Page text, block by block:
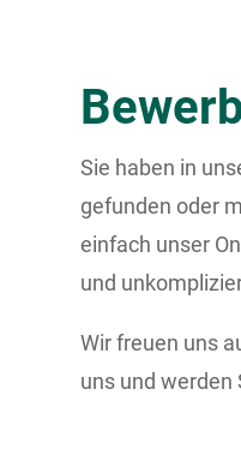
Sie haben in
gefunden oder
einfach unser
und
Wir freuen uns
uns und werden